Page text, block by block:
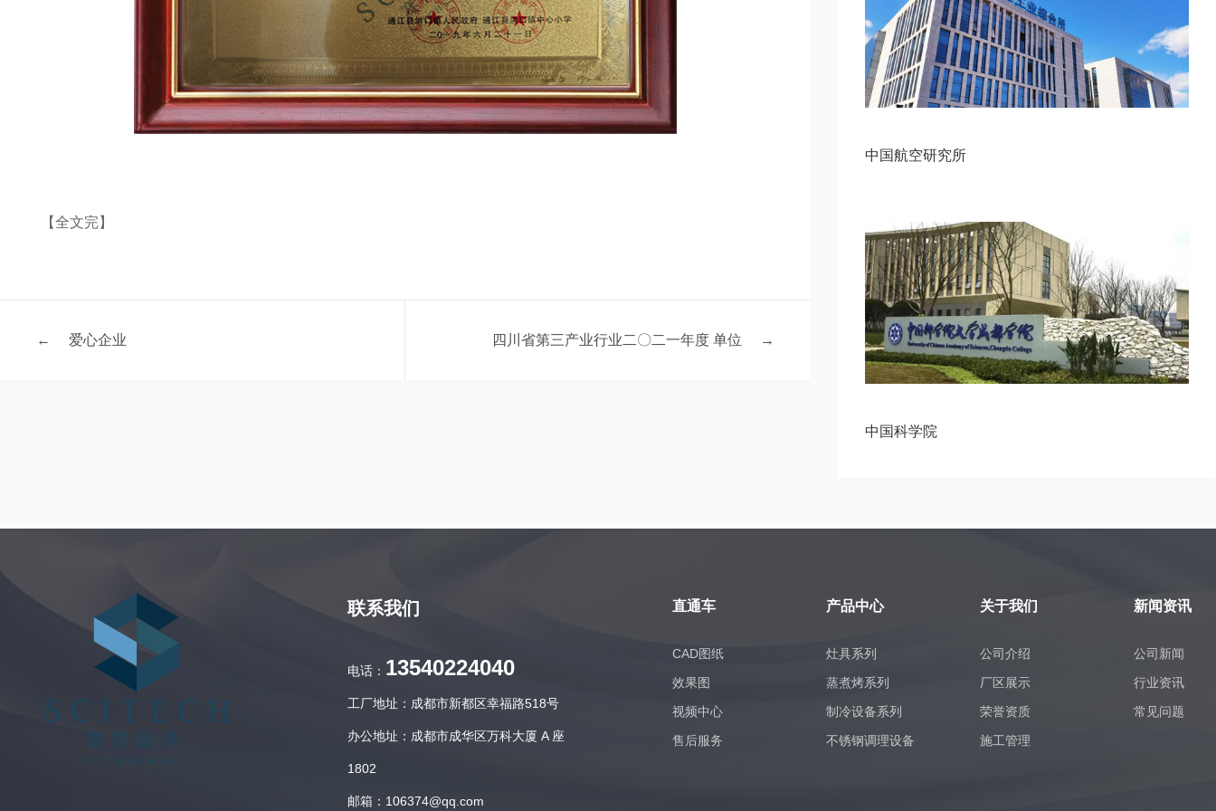
【全文完】
← 爱心企业 四川省第三产业行业二〇二一年度 单位 →
中国航空研究所
中国科学院
联系我们
电话： 13540224040
工厂地址：成都市新都区幸福路518号
办公地址：成都市成华区万科大厦 A 座
1802
邮箱：106374@qq.com
直通车
CAD图纸
效果图
视频中心
售后服务
产品中心
灶具系列
蒸煮烤系列
制冷设备系列
不锈钢调理设备
关于我们
公司介绍
厂区展示
荣誉资质
施工管理
新闻资讯
公司新闻
行业资讯
常见问题